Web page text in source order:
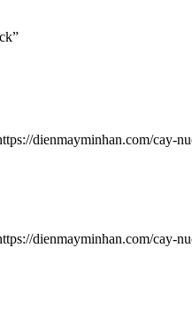
dienmayminhan.com/cay-
dienmayminhan.com/cay-